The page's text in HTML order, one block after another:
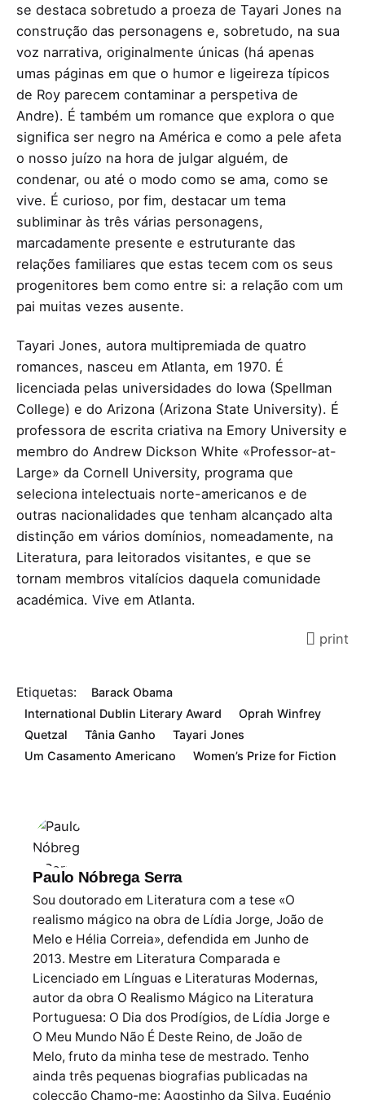
se destaca sobretudo a proeza de Tayari Jones na
construção das personagens e, sobretudo, na sua
voz narrativa, originalmente únicas (há apenas
umas páginas em que o humor e ligeireza típicos
de Roy parecem contaminar a perspetiva de
Andre). É também um romance que explora o que
significa ser negro na América e como a pele afeta
o nosso juízo na hora de julgar alguém, de
condenar, ou até o modo como se ama, como se
vive. É curioso, por fim, destacar um tema
subliminar às três várias personagens,
marcadamente presente e estruturante das
relações familiares que estas tecem com os seus
progenitores bem como entre si: a relação com um
pai muitas vezes ausente.
Tayari Jones, autora multipremiada de quatro
romances, nasceu em Atlanta, em 1970. É
licenciada pelas universidades do Iowa (Spellman
College) e do Arizona (Arizona State University). É
professora de escrita criativa na Emory University e
membro do Andrew Dickson White «Professor-at-
Large» da Cornell University, programa que
seleciona intelectuais norte-americanos e de
outras nacionalidades que tenham alcançado alta
distinção em vários domínios, nomeadamente, na
Literatura, para leitorados visitantes, e que se
tornam membros vitalícios daquela comunidade
académica. Vive em Atlanta.
print
Etiquetas:
Barack Obama
International Dublin Literary Award
Oprah Winfrey
Quetzal
Tânia Ganho
Tayari Jones
Um Casamento Americano
Women’s Prize for Fiction
Paulo Nóbrega Serra
Sou doutorado em Literatura com a tese «O
realismo mágico na obra de Lídia Jorge, João de
Melo e Hélia Correia», defendida em Junho de
2013. Mestre em Literatura Comparada e
Licenciado em Línguas e Literaturas Modernas,
autor da obra O Realismo Mágico na Literatura
Portuguesa: O Dia dos Prodígios, de Lídia Jorge e
O Meu Mundo Não É Deste Reino, de João de
Melo, fruto da minha tese de mestrado. Tenho
ainda três pequenas biografias publicadas na
colecção Chamo-me: Agostinho da Silva, Eugénio